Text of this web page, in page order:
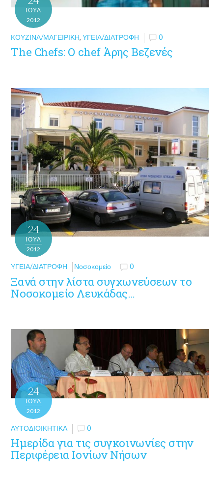
ΙΟΎΛ
2012
ΚΟΥΖΊΝΑ/ΜΑΓΕΙΡΙΚΉ,ΥΓΕΊΑ/ΔΙΑΤΡΟΦΉ 0
The Chefs: O chef Άρης Βεζενές
24
ΙΟΎΛ
2012
ΥΓΕΊΑ/ΔΙΑΤΡΟΦΉ Νοσοκομείο 0
Ξανά στην λίστα συγχωνεύσεων το
Νοσοκομείο Λευκάδας…
24
ΙΟΎΛ
2012
ΑΥΤΟΔΙΟΙΚΗΤΙΚΆ 0
Ημερίδα για τις συγκοινωνίες στην
Περιφέρεια Ιονίων Νήσων